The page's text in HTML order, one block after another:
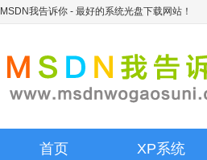
MSDN我告诉你 - 最好的系统光盘下载网站！
首页 XP系统